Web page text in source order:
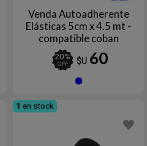
Venda Autoadherente
Elásticas 5cm x 4.5 mt -
compatible coban
20%
OFF $U 60
1 en stock